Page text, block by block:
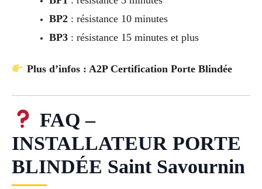
BP2: résistance 10 minutes
BP3: résistance 15 minutes et plus
Plus d’infos : A2P Certification Porte Blindée
FAQ –
INSTALLATEUR PORTE
BLINDÉE Saint Savournin